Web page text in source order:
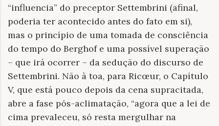
“influencia” do preceptor Settembrini (afinal,
poderia ter acontecido antes do fato em si),
mas o princípio de uma tomada de consciência
do tempo do Berghof e uma possível superação
– que irá ocorrer – da sedução do discurso de
Settembrini. Não à toa, para Ricœur, o Capítulo
V, que está pouco depois da cena supracitada,
abre a fase pós-aclimatação, “agora que a lei de
cima prevaleceu, só resta mergulhar na